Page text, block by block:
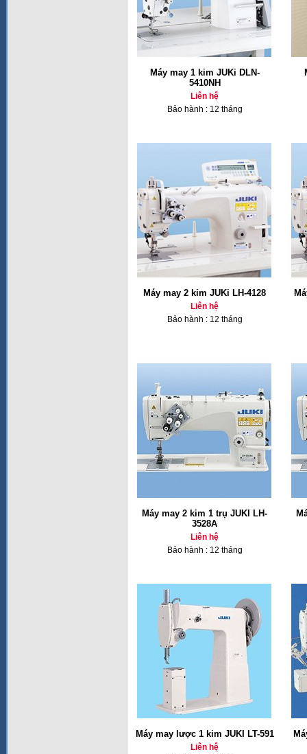
Máy may 1 kim JUKi DLN-
5410NH
Liên hệ
Bảo hành : 12 tháng
Máy may 2 kim JUKi LH-4128
Liên hệ
Bảo hành : 12 tháng
Máy may 2 kim 1 trụ JUKI LH-
3528A
Liên hệ
Bảo hành : 12 tháng
Máy may lược 1 kim JUKI LT-591
Liên hệ